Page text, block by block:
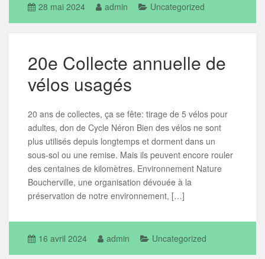
28 mai 2024 admin Uncategorized
20e Collecte annuelle de
vélos usagés
20 ans de collectes, ça se fête: tirage de 5 vélos pour
adultes, don de Cycle Néron Bien des vélos ne sont
plus utilisés depuis longtemps et dorment dans un
sous-sol ou une remise. Mais ils peuvent encore rouler
des centaines de kilomètres. Environnement Nature
Boucherville, une organisation dévouée à la
préservation de notre environnement, […]
16 avril 2024 admin Uncategorized